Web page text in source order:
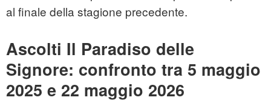
al finale della stagione precedente.
Ascolti Il Paradiso delle
Signore: confronto tra 5 maggio
2025 e 22 maggio 2026